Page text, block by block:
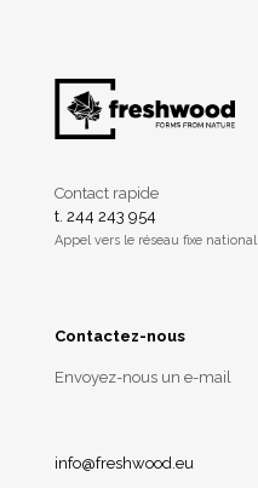
Contact rapide
t. 244 243 954
Appel vers le réseau fixe national
Contactez-nous
Envoyez-nous un e-mail
info@freshwood.eu